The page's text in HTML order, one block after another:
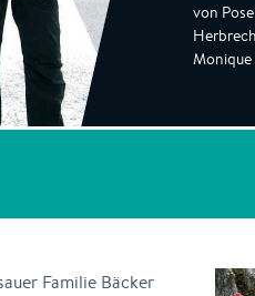
von
Monique
Familie Bäcker